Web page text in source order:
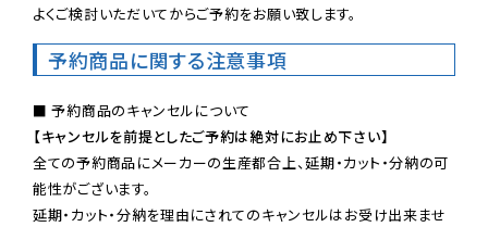
よくご検討いただいてからご予約をお願い致します。
予約商品に関する注意事項
【キャンセルを前提としたご予約は絶対にお止め下さい】
全ての予約商品にメーカーの生産都合上、延期・カット・分納の可
能性がございます。
延期・カット・分納を理由にされてのキャンセルはお受け出来ませ